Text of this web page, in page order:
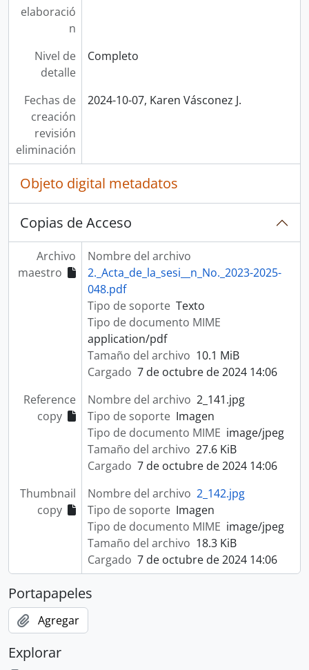
elaboració
n
Nivel de
detalle
Completo
Fechas de
creación
revisión
eliminación
2024-10-07, Karen Vásconez J.
Objeto digital metadatos
Copias de Acceso
Archivo
maestro
Nombre del archivo
2._Acta_de_la_sesi__n_No._2023-2025-
048.pdf
Tipo de soporte Texto
Tipo de documento MIME
application/pdf
Tamaño del archivo 10.1 MiB
Cargado 7 de octubre de 2024 14:06
Reference
copy
Nombre del archivo 2_141.jpg
Tipo de soporte Imagen
Tipo de documento MIME image/jpeg
Tamaño del archivo 27.6 KiB
Cargado 7 de octubre de 2024 14:06
Thumbnail
copy
Nombre del archivo 2_142.jpg
Tipo de soporte Imagen
Tipo de documento MIME image/jpeg
Tamaño del archivo 18.3 KiB
Cargado 7 de octubre de 2024 14:06
Portapapeles
Agregar
Explorar